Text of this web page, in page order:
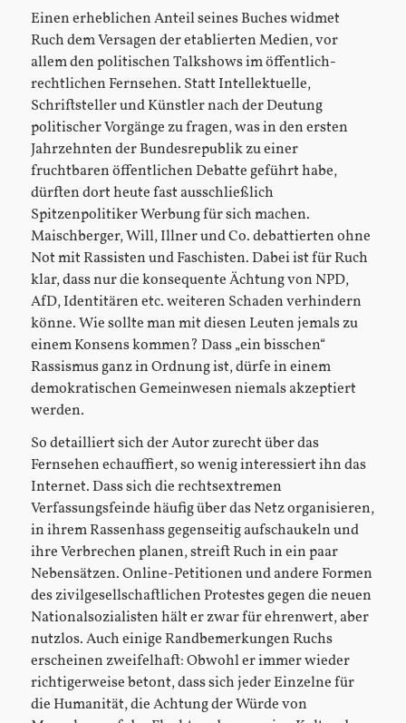
Einen erheblichen Anteil seines Buches widmet
Ruch dem Versagen der etablierten Medien, vor
allem den politischen Talkshows im öffentlich-
rechtlichen Fernsehen. Statt Intellektuelle,
Schriftsteller und Künstler nach der Deutung
politischer Vorgänge zu fragen, was in den ersten
Jahrzehnten der Bundesrepublik zu einer
fruchtbaren öffentlichen Debatte geführt habe,
dürften dort heute fast ausschließlich
Spitzenpolitiker Werbung für sich machen.
Maischberger, Will, Illner und Co. debattierten ohne
Not mit Rassisten und Faschisten. Dabei ist für Ruch
klar, dass nur die konsequente Ächtung von NPD,
AfD, Identitären etc. weiteren Schaden verhindern
könne. Wie sollte man mit diesen Leuten jemals zu
einem Konsens kommen? Dass „ein bisschen“
Rassismus ganz in Ordnung ist, dürfe in einem
demokratischen Gemeinwesen niemals akzeptiert
werden.
So detailliert sich der Autor zurecht über das
Fernsehen echauffiert, so wenig interessiert ihn das
Internet. Dass sich die rechtsextremen
Verfassungsfeinde häufig über das Netz organisieren,
in ihrem Rassenhass gegenseitig aufschaukeln und
ihre Verbrechen planen, streift Ruch in ein paar
Nebensätzen. Online-Petitionen und andere Formen
des zivilgesellschaftlichen Protestes gegen die neuen
Nationalsozialisten hält er zwar für ehrenwert, aber
nutzlos. Auch einige Randbemerkungen Ruchs
erscheinen zweifelhaft: Obwohl er immer wieder
richtigerweise betont, dass sich jeder Einzelne für
die Humanität, die Achtung der Würde von